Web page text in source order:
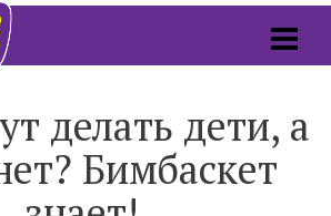
делать дети, а
Бимбаскет